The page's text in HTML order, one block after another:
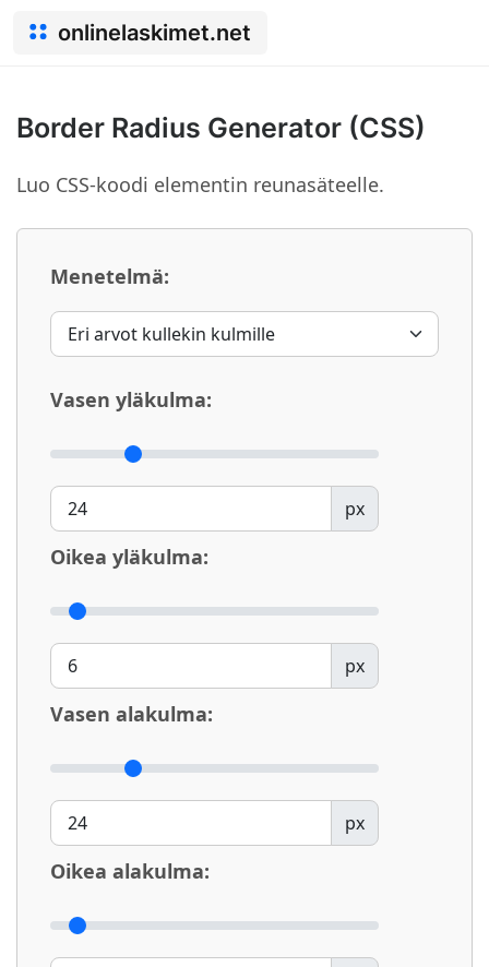
onlinelaskimet.net
Border Radius Generator (CSS)
Luo CSS-koodi elementin reunasäteelle.
Menetelmä:
Vasen yläkulma:
px
Oikea yläkulma:
px
Vasen alakulma:
px
Oikea alakulma: